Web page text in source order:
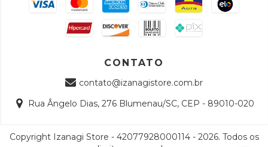
CONTATO
contato@izanagistore.com.br
Rua Ângelo Dias, 276 Blumenau/SC, CEP - 89010-020
Copyright Izanagi Store - 42077928000114 - 2026. Todos os